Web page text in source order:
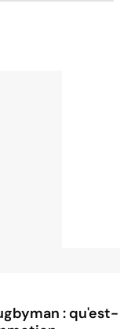
: qu'est-